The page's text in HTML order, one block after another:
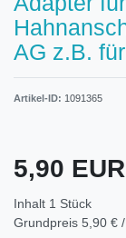
AG z.B.
Artikel-ID: 1091365
5,90 EUR
Inhalt 1 Stück
Grundpreis 5,90 €